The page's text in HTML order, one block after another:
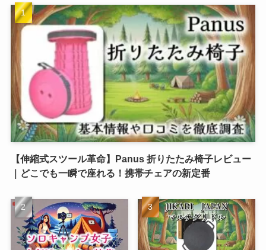
【伸縮式スツール革命】Panus 折りたたみ椅子レビュー
｜どこでも一瞬で座れる！携帯チェアの新定番